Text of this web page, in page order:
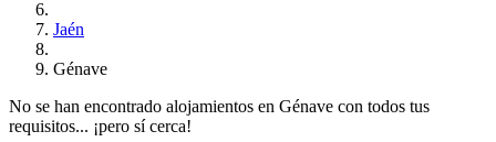
Jaén
Génave
No se han encontrado alojamientos en Génave con todos tus
requisitos... ¡pero sí cerca!